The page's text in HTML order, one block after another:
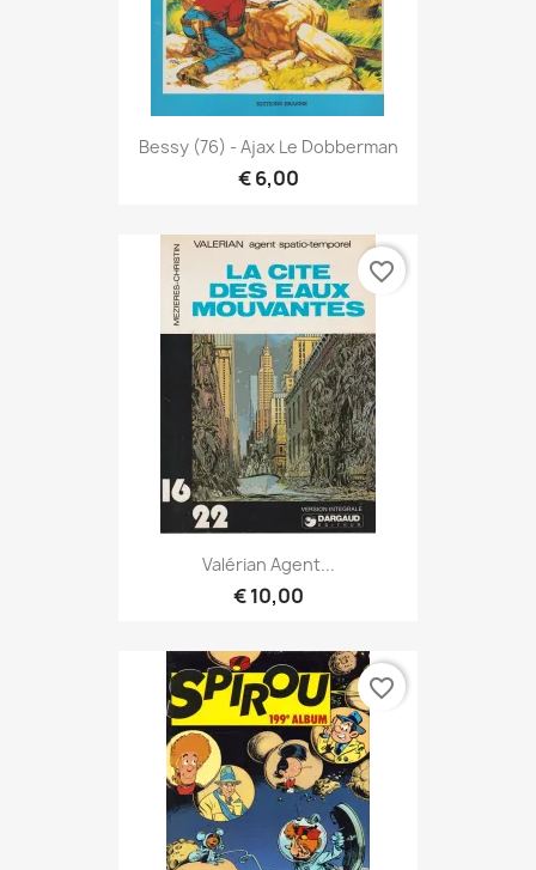
Bessy (76) - Ajax Le Dobberman
€ 6,00
Valérian Agent...
€ 10,00
favorite_border
favorite_border